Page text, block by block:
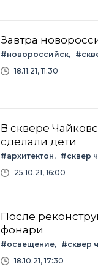
Завтра
#новороссийск
18.11.21, 11:30
В сквере
сделали дети
#архитектон #сквер
25.10.21, 16:00
После
фонари
#освещение #сквер
18.10.21, 17:30